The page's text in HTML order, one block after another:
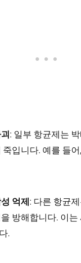
: 일부 항균제는
죽입니다. 예를 들
억제 : 다른 항균
방해합니다. 이
.